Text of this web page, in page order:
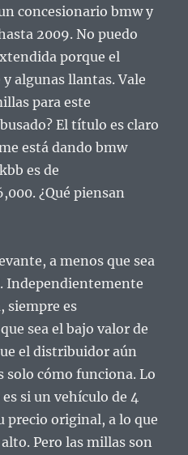
concesionario bmw y
2009. No puedo
porque el
algunas llantas. Vale
para este
El título es claro
está dando bmw
es de
¿Qué piensan
a menos que sea
Independientemente
siempre es
sea el bajo valor de
el distribuidor aún
solo cómo funciona. Lo
si un vehículo de 4
precio original, a lo que
Pero las millas son